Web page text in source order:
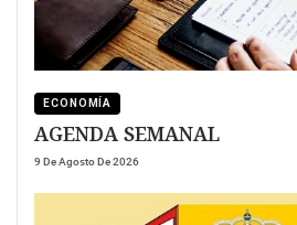
ECONOMÍA
AGENDA SEMANAL
9 De Agosto De 2026